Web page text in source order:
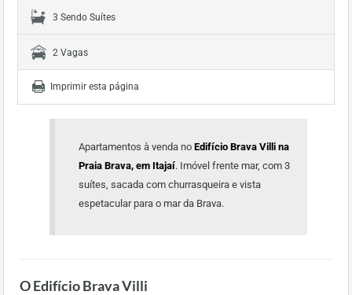
3 Sendo Suítes
2 Vagas
Imprimir esta página
Apartamentos à venda no Edifício Brava Villi na
Praia Brava, em Itajaí. Imóvel frente mar, com 3
suítes, sacada com churrasqueira e vista
espetacular para o mar da Brava.
O Edifício Brava Villi